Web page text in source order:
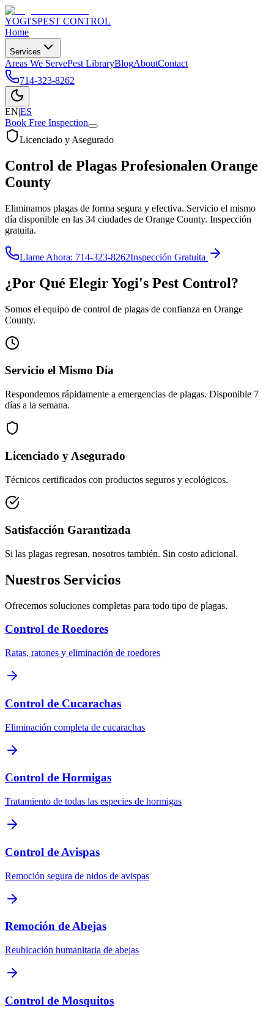
YOGI'SPEST CONTROL
Home
Services
Areas We ServePest LibraryBlogAboutContact
714-323-8262
EN|ES
Book Free Inspection
Licenciado y Asegurado
Control de Plagas Profesionalen Orange
County
Eliminamos plagas de forma segura y efectiva. Servicio el mismo
día disponible en las 34 ciudades de Orange County. Inspección
gratuita.
Llame Ahora: 714-323-8262Inspección Gratuita
¿Por Qué Elegir Yogi's Pest Control?
Somos el equipo de control de plagas de confianza en Orange
County.
Servicio el Mismo Día
Respondemos rápidamente a emergencias de plagas. Disponible 7
días a la semana.
Licenciado y Asegurado
Técnicos certificados con productos seguros y ecológicos.
Satisfacción Garantizada
Si las plagas regresan, nosotros también. Sin costo adicional.
Nuestros Servicios
Ofrecemos soluciones completas para todo tipo de plagas.
Control de Roedores
Ratas, ratones y eliminación de roedores
Control de Cucarachas
Eliminación completa de cucarachas
Control de Hormigas
Tratamiento de todas las especies de hormigas
Control de Avispas
Remoción segura de nidos de avispas
Remoción de Abejas
Reubicación humanitaria de abejas
Control de Mosquitos